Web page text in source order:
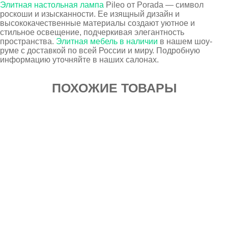
Элитная настольная лампа Pileo от Porada — символ
роскоши и изысканности. Ее изящный дизайн и
высококачественные материалы создают уютное и
стильное освещение, подчеркивая элегантность
пространства. Элитная мебель в наличии в нашем шоу-
руме с доставкой по всей России и миру. Подробную
информацию уточняйте в наших салонах.
ПОХОЖИЕ ТОВАРЫ